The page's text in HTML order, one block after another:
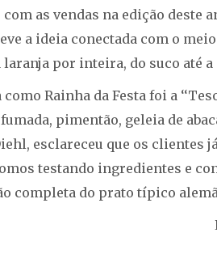
as vendas na edição deste
a ideia conectada com o
por inteira, do suco até a
Rainha da Festa foi a
pimentão, geleia de
esclareceu que os clientes
testando ingredientes e
completa do prato típico